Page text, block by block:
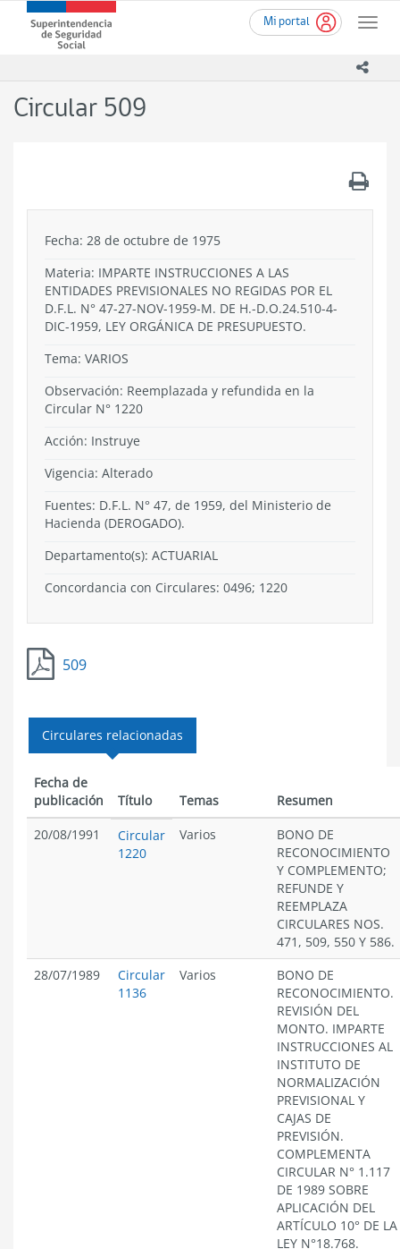
contenido
Mi portal
Toggle
Superintendencia
de
-
Circular 509
Fecha: 28 de octubre de 1975
Materia: IMPARTE INSTRUCCIONES A LAS
ENTIDADES PREVISIONALES NO REGIDAS POR EL
D.F.L. N° 47-27-NOV-1959-M. DE H.-D.O.24.510-4-
DIC-1959, LEY ORGÁNICA DE PRESUPUESTO.
Tema: VARIOS
Observación: Reemplazada y refundida en la
Circular N° 1220
Acción: Instruye
Vigencia: Alterado
Fuentes: D.F.L. N° 47, de 1959, del Ministerio de
Hacienda (DEROGADO).
Departamento(s): ACTUARIAL
Concordancia con Circulares: 0496; 1220
509
Circulares relacionadas
Fecha de
publicación
Título Temas
Resumen
20/08/1991
Circular
1220
Varios
BONO DE
RECONOCIMIENTO
Y COMPLEMENTO;
REFUNDE Y
REEMPLAZA
CIRCULARES NOS.
471, 509, 550 Y 586.
28/07/1989
Circular
1136
Varios
BONO DE
RECONOCIMIENTO.
REVISIÓN DEL
MONTO. IMPARTE
INSTRUCCIONES AL
INSTITUTO DE
NORMALIZACIÓN
PREVISIONAL Y
CAJAS DE
PREVISIÓN.
COMPLEMENTA
CIRCULAR N° 1.117
DE 1989 SOBRE
APLICACIÓN DEL
ARTÍCULO 10° DE LA
LEY N°18.768.